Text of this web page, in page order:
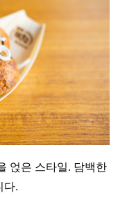
얹은 스타일. 담백한
다.